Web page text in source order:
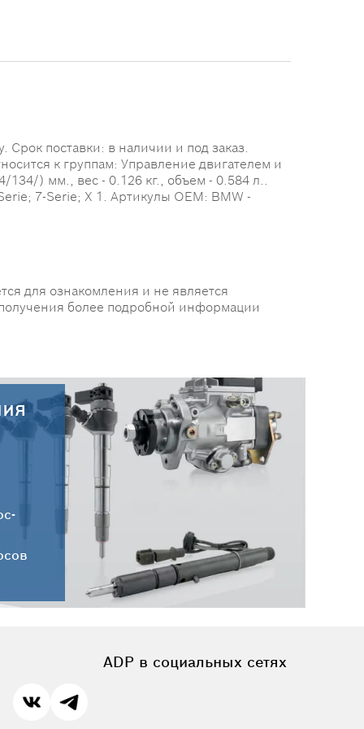
поставки: в наличии и под заказ.
к группам: Управление двигателем и
134/) мм., вес - 0.126 кг., объем - 0.584 л..
7-Serie; X 1. Артикулы OEM: BMW -
для ознакомления и не является
более подробной информации
30.07.2026
Новые поступления запчастей
HC-CARGO от 30.07.2026
ADP в социальных сетях